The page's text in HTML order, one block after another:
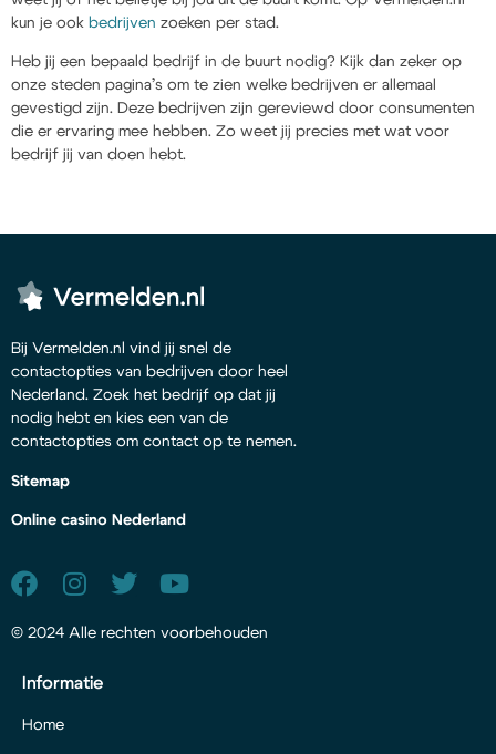
kun je ook bedrijven zoeken per stad.
Heb jij een bepaald bedrijf in de buurt nodig? Kijk dan zeker op
onze steden pagina’s om te zien welke bedrijven er allemaal
gevestigd zijn. Deze bedrijven zijn gereviewd door consumenten
die er ervaring mee hebben. Zo weet jij precies met wat voor
bedrijf jij van doen hebt.
Bij Vermelden.nl vind jij snel de
contactopties van bedrijven door heel
Nederland. Zoek het bedrijf op dat jij
nodig hebt en kies een van de
contactopties om contact op te nemen.
Sitemap
Online casino Nederland
© 2024 Alle rechten voorbehouden
Informatie
Home